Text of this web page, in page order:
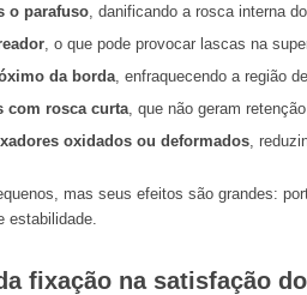
o parafuso, danificando a rosca interna
, o que pode provocar lascas na
da borda, enfraquecendo a região
com rosca curta, que não geram
oxidados ou deformados,
mas seus efeitos são grandes:
estabilidade.
fixação na satisfação